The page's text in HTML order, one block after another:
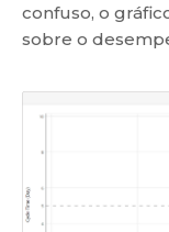
confuso, o
sobre o